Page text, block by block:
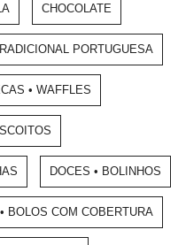
CHOCOLATE
PORTUGUESA
• WAFFLES
DOCES • BOLINHOS
BOLOS COM COBERTURA